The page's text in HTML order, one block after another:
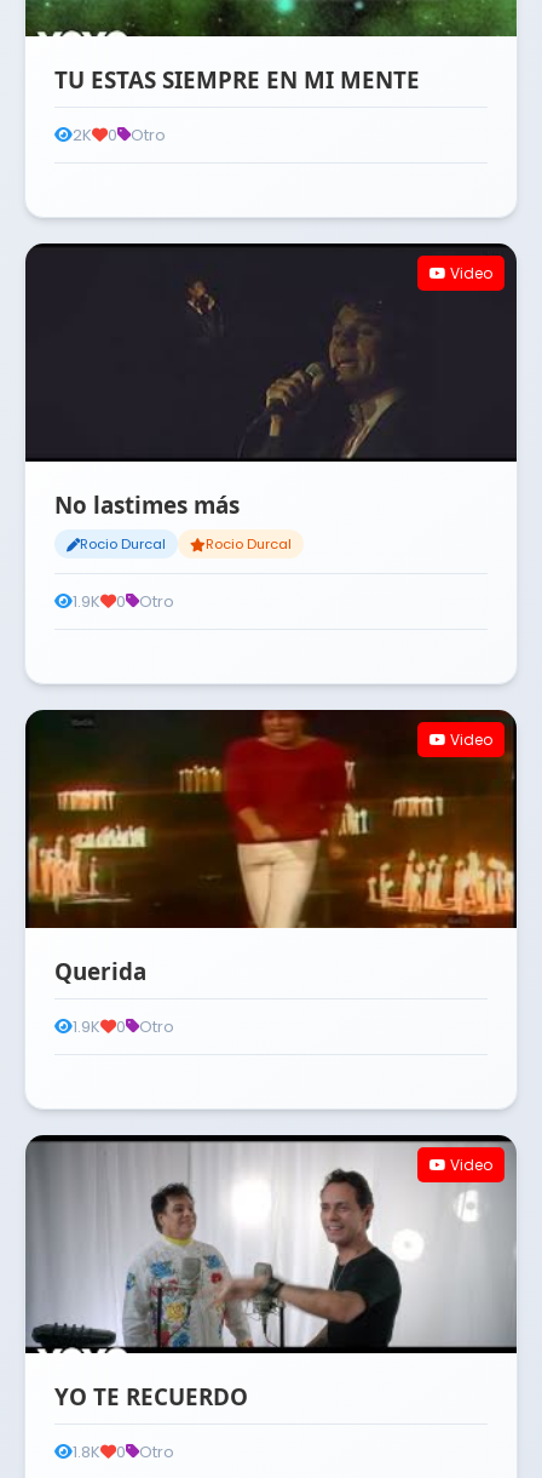
TU ESTAS SIEMPRE EN MI MENTE
2K 0 Otro
Video
No lastimes más
Rocio Durcal Rocio Durcal
1.9K 0 Otro
Video
Querida
1.9K 0 Otro
Video
YO TE RECUERDO
1.8K 0 Otro